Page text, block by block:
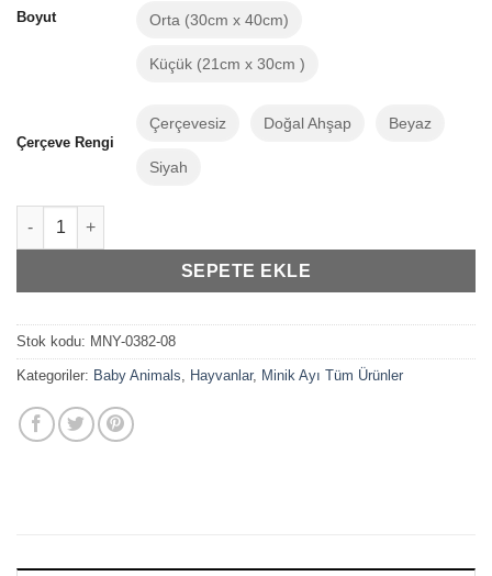
Boyut Orta (30cm x 40cm)
Küçük (21cm x 30cm )
Çerçeve Rengi
Çerçevesiz Doğal Ahşap Beyaz
Siyah
Minik Ayı Bebek Odası Dekorasyon Baby Animals Koala
SEPETE EKLE
Stok kodu: MNY-0382-08
Kategoriler: Baby Animals Hayvanlar, Minik Ayı Tüm Ürünler